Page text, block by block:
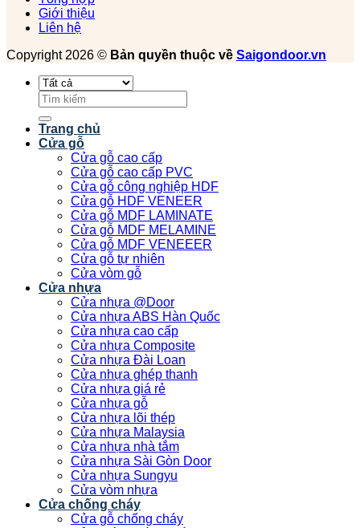
Giới thiệu
Liên hệ
Copyright 2026 © Bản quyền thuộc về Saigondoor.vn
Tìm
kiếm:
Trang chủ
Cửa gỗ
Cửa gỗ cao cấp
Cửa gỗ cao cấp PVC
Cửa gỗ công nghiệp HDF
Cửa gỗ HDF VENEER
Cửa gỗ MDF LAMINATE
Cửa gỗ MDF MELAMINE
Cửa gỗ MDF VENEEER
Cửa gỗ tự nhiên
Cửa vòm gỗ
Cửa nhựa
Cửa nhựa @Door
Cửa nhựa ABS Hàn Quốc
Cửa nhựa cao cấp
Cửa nhựa Composite
Cửa nhựa Đài Loan
Cửa nhựa ghép thanh
Cửa nhựa giá rẻ
Cửa nhựa gỗ
Cửa nhựa lõi thép
Cửa nhựa Malaysia
Cửa nhựa nhà tắm
Cửa nhựa Sài Gòn Door
Cửa nhựa Sungyu
Cửa vòm nhựa
Cửa chống cháy
Cửa gỗ chống cháy